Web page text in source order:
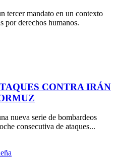
tercer mandato en un contexto
por derechos humanos.
CONTRA IRÁN
nueva serie de bombardeos
consecutiva de ataques...